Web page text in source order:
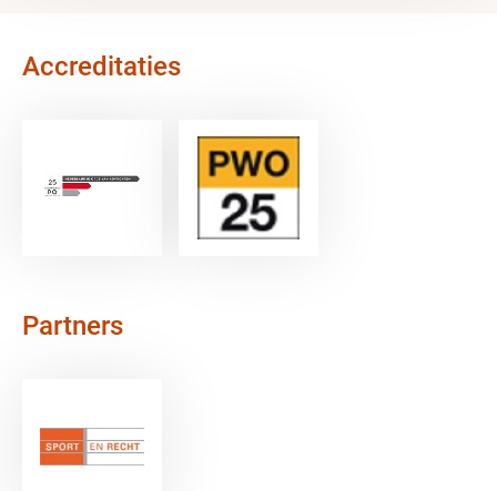
Accreditaties
Partners